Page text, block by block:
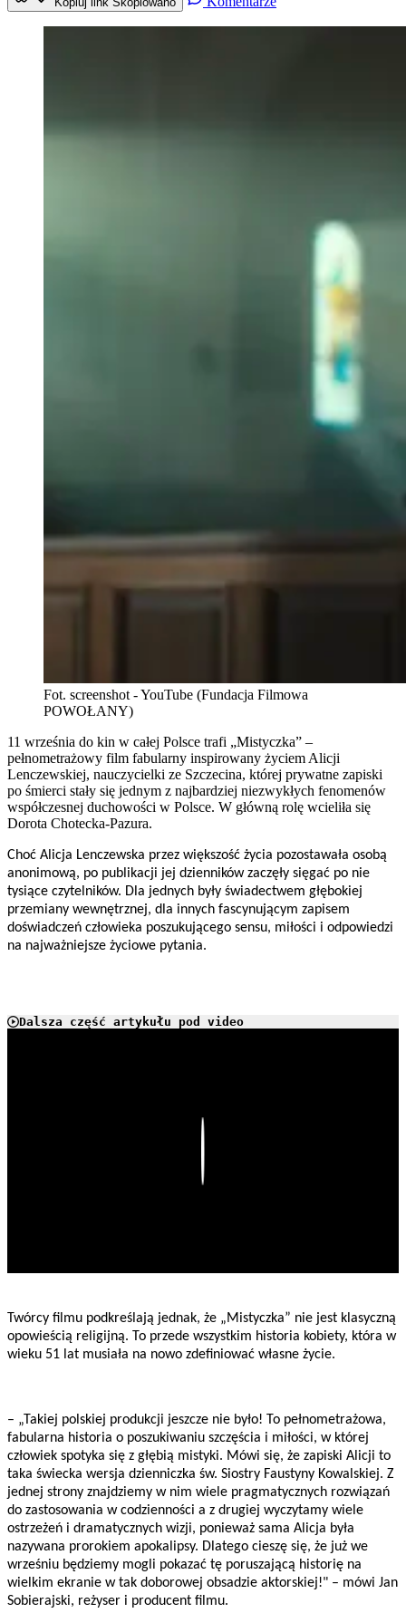
Fot. screenshot - YouTube (Fundacja Filmowa
POWOŁANY)
11 września do kin w całej Polsce trafi „Mistyczka” –
pełnometrażowy film fabularny inspirowany życiem Alicji
Lenczewskiej, nauczycielki ze Szczecina, której prywatne zapiski
po śmierci stały się jednym z najbardziej niezwykłych fenomenów
współczesnej duchowości w Polsce. W główną rolę wcieliła się
Dorota Chotecka-Pazura.
Choć Alicja Lenczewska przez większość życia pozostawała osobą
anonimową, po publikacji jej dzienników zaczęły sięgać po nie
tysiące czytelników. Dla jednych były świadectwem głębokiej
przemiany wewnętrznej, dla innych fascynującym zapisem
doświadczeń człowieka poszukującego sensu, miłości i odpowiedzi
na najważniejsze życiowe pytania.
Dalsza część artykułu pod video
Twórcy filmu podkreślają jednak, że „Mistyczka” nie jest klasyczną
opowieścią religijną. To przede wszystkim historia kobiety, która w
wieku 51 lat musiała na nowo zdefiniować własne życie.
– „Takiej polskiej produkcji jeszcze nie było! To pełnometrażowa,
fabularna historia o poszukiwaniu szczęścia i miłości, w której
człowiek spotyka się z głębią mistyki. Mówi się, że zapiski Alicji to
taka świecka wersja dzienniczka św. Siostry Faustyny Kowalskiej. Z
jednej strony znajdziemy w nim wiele pragmatycznych rozwiązań
do zastosowania w codzienności a z drugiej wyczytamy wiele
ostrzeżeń i dramatycznych wizji, ponieważ sama Alicja była
nazywana prorokiem apokalipsy. Dlatego cieszę się, że już we
wrześniu będziemy mogli pokazać tę poruszającą historię na
wielkim ekranie w tak doborowej obsadzie aktorskiej!" – mówi Jan
Sobierajski, reżyser i producent filmu.